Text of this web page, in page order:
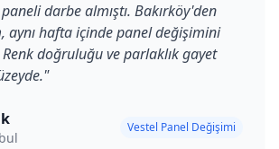
darbe almıştı. Bakırköy'den
aynı hafta içinde panel değişimini
doğruluğu ve parlaklık gayet
"
Vestel Panel Değişimi